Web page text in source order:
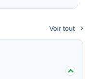
Voir tout